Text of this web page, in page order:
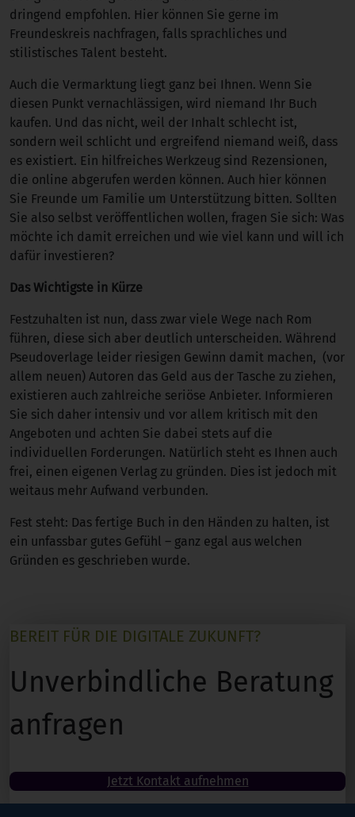
dringend empfohlen. Hier können Sie gerne im
Freundeskreis nachfragen, falls sprachliches und
stilistisches Talent besteht.
Auch die Vermarktung liegt ganz bei Ihnen. Wenn Sie
diesen Punkt vernachlässigen, wird niemand Ihr Buch
kaufen. Und das nicht, weil der Inhalt schlecht ist,
sondern weil schlicht und ergreifend niemand weiß, dass
es existiert. Ein hilfreiches Werkzeug sind Rezensionen,
die online abgerufen werden können. Auch hier können
Sie Freunde um Familie um Unterstützung bitten. Sollten
Sie also selbst veröffentlichen wollen, fragen Sie sich: Was
möchte ich damit erreichen und wie viel kann und will ich
dafür investieren?
Das Wichtigste in Kürze
Festzuhalten ist nun, dass zwar viele Wege nach Rom
führen, diese sich aber deutlich unterscheiden. Während
Pseudoverlage leider riesigen Gewinn damit machen, (vor
allem neuen) Autoren das Geld aus der Tasche zu ziehen,
existieren auch zahlreiche seriöse Anbieter. Informieren
Sie sich daher intensiv und vor allem kritisch mit den
Angeboten und achten Sie dabei stets auf die
individuellen Forderungen. Natürlich steht es Ihnen auch
frei, einen eigenen Verlag zu gründen. Dies ist jedoch mit
weitaus mehr Aufwand verbunden.
Fest steht: Das fertige Buch in den Händen zu halten, ist
ein unfassbar gutes Gefühl – ganz egal aus welchen
Gründen es geschrieben wurde.
BEREIT FÜR DIE DIGITALE ZUKUNFT?
Unverbindliche Beratung
anfragen
Jetzt Kontakt aufnehmen